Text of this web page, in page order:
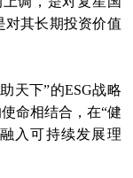
对其长期投资价值
天下”的ESG战略
命相结合，在“健
入可持续发展理